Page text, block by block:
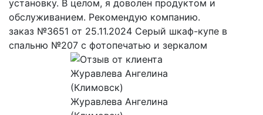
установку. В целом, я доволен продуктом и
обслуживанием. Рекомендую компанию.
заказ №3651 от 25.11.2024 Серый шкаф-купе в
спальню №207 с фотопечатью и зеркалом
Журавлева Ангелина